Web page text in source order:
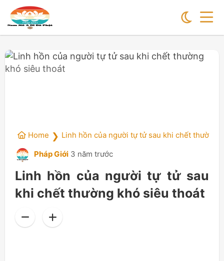
Home ❯ Linh hồn của người tự tử sau khi chết thường
Pháp Giới 3 năm trước
Linh hồn của người tự tử sau
khi chết thường khó siêu thoát